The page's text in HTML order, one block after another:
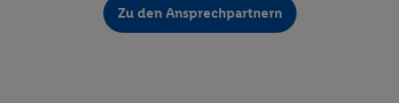
Zu den Ansprechpartnern